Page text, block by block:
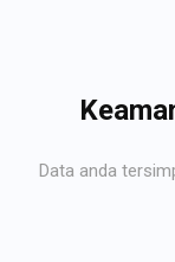
Data anda